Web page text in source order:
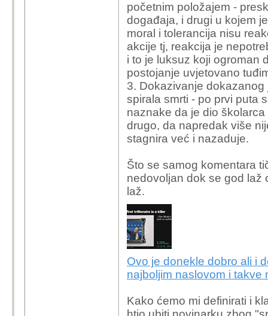
početnim položajem -
događaja, i drugi u kojem
moral i tolerancija nisu
akcije tj, reakcija je
i to je luksuz koji ogroman
postojanje uvjetovano
3. Dokazivanje
spirala smrti - po prvi puta
naznake da je dio
drugo, da napredak više
stagnira već i nazaduje.
Što se samog komentara
nedovoljan dok se god laž
laž.
Ovo je donekle dobro ali i
najboljim naslovom i takve
Kako ćemo mi definirati i